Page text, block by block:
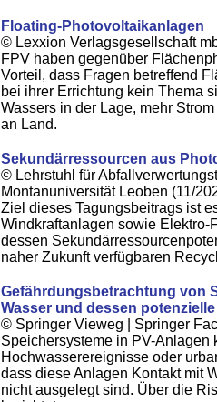
Floating-Photovoltaikanlagen
© Lexxion Verlagsgesellschaft
FPV haben gegenüber
Vorteil, dass Fragen betreffend
bei ihrer Errichtung kein Thema
Wassers in der Lage, mehr
an Land.
Sekundärressourcen aus
© Lehrstuhl für
Montanuniversität Leoben (11/
Ziel dieses Tagungsbeitrags ist
Windkraftanlagen sowie Elektro-
dessen
naher Zukunft verfügbaren
Gefährdungsbetrachtung von
Wasser und dessen
© Springer Vieweg | Springer
Speichersysteme in PV-Anlagen
Hochwasserereignisse oder
dass diese Anlagen Kontakt mit
nicht ausgelegt sind. Über die